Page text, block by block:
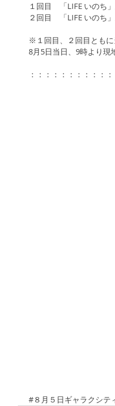
１回目　「
２回目　「LIFE いのち
※１回目、２回目とも
8月5日当日、9時より
：：：：：：：：：：
#８月５日ギャラクシテ